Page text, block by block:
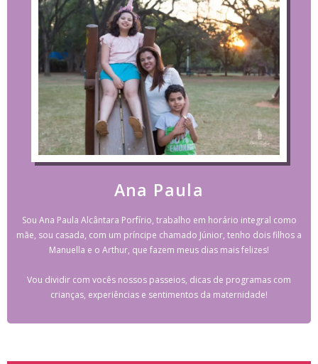
Ana Paula
Sou Ana Paula Alcântara Porfírio, trabalho em horário integral como
mãe, sou casada, com um príncipe chamado Júnior, tenho dois filhos a
Manuella e o Arthur, que fazem meus dias mais felizes!
Vou dividir com vocês nossos passeios, dicas de programas com
crianças, experiências e sentimentos da maternidade!